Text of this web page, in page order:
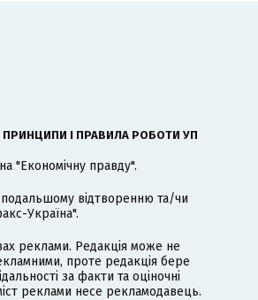
ПРИНЦИПИ І ПРАВИЛА РОБОТИ УП
"Економічну правду".
подальшому відтворенню та/чи
Україна".
реклами. Редакція може не
проте редакція бере
за факти та оціночні
реклами несе рекламодавець.